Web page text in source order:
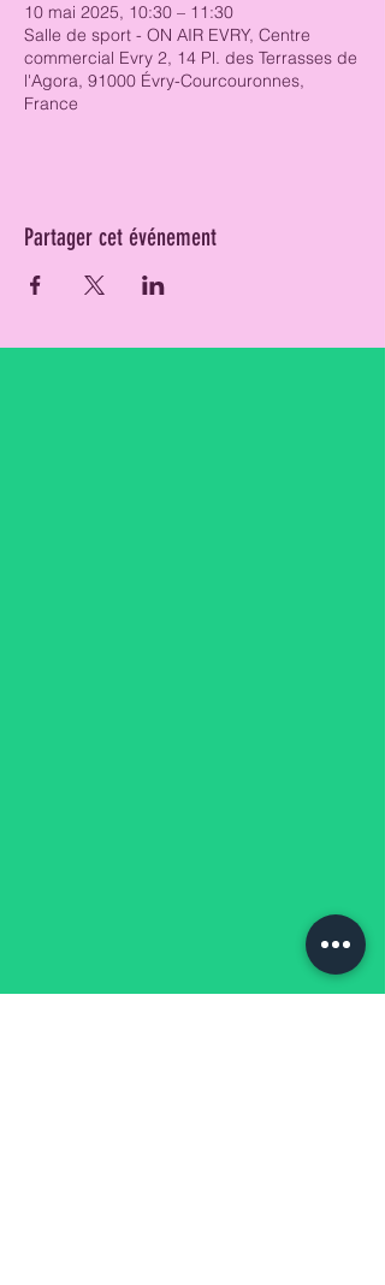
10 mai 2025, 10:30 – 11:30
Salle de sport - ON AIR EVRY, Centre
commercial Evry 2, 14 Pl. des Terrasses de
l'Agora, 91000 Évry-Courcouronnes,
France
Partager cet événement